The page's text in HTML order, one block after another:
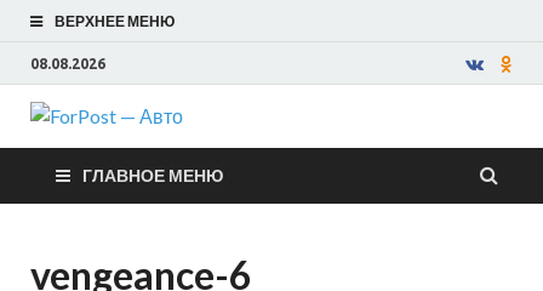
ВЕРХНЕЕ МЕНЮ
08.08.2026
ForPost —
Авто
ГЛАВНОЕ МЕНЮ
vengeance-6